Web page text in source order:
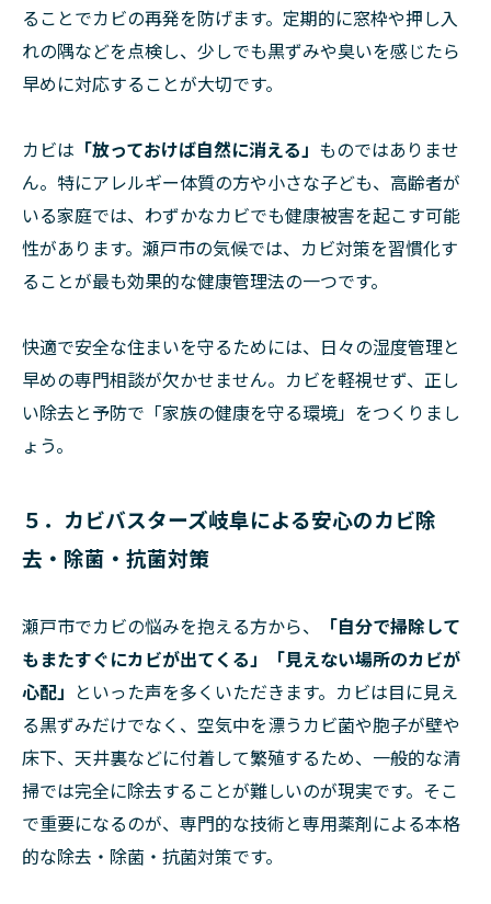
ることでカビの再発を防げます。定期的に窓枠や押し入
れの隅などを点検し、少しでも黒ずみや臭いを感じたら
早めに対応することが大切です。
カビは 「放っておけば自然に消える」 ものではありませ
ん。特にアレルギー体質の方や小さな子ども、高齢者が
いる家庭では、わずかなカビでも健康被害を起こす可能
性があります。瀬戸市の気候では、カビ対策を習慣化す
ることが最も効果的な健康管理法の一つです。
快適で安全な住まいを守るためには、日々の湿度管理と
早めの専門相談が欠かせません。カビを軽視せず、正し
い除去と予防で「家族の健康を守る環境」をつくりまし
ょう。
５．カビバスターズ岐阜による安心のカビ除
去・除菌・抗菌対策
瀬戸市でカビの悩みを抱える方から、
「自分で掃除して
もまたすぐにカビが出てくる」「見えない場所のカビが
心配」 といった声を多くいただきます。カビは目に見え
る黒ずみだけでなく、空気中を漂うカビ菌や胞子が壁や
床下、天井裏などに付着して繁殖するため、一般的な清
掃では完全に除去することが難しいのが現実です。そこ
で重要になるのが、専門的な技術と専用薬剤による本格
的な除去・除菌・抗菌対策です。